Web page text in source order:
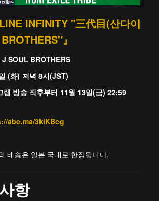
INFINITY "三代目(산다이
』
SOUL BROTHERS
(화) 저녁 8시(JST)
램 방송 직후부터 11월 13일(금) 22:59
abe.ma/3kiKBcg
배송은 일본 국내로 한정됩니다.
항